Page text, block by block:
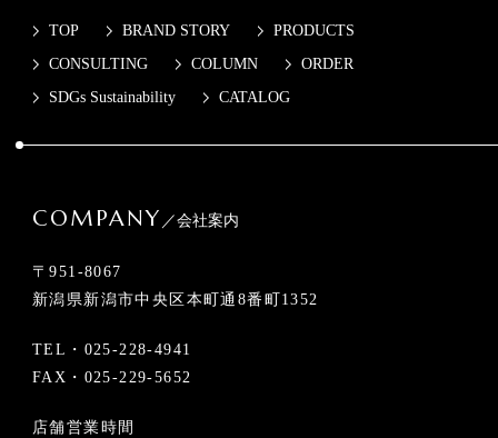
TOP BRAND STORY
PRODUCTS
CONSULTING
COLUMN
ORDER
SDGs Sustainability
CATALOG
COMPANY ／会社案内
〒951-8067
新潟県新潟市中央区本町通8番町1352
TEL・ 025-228-4941
FAX・025-229-5652
店舗営業時間